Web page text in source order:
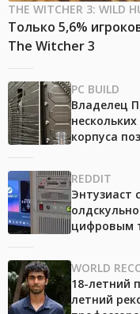
THE WITCHER 3: WILD
Только 5,6%
The Witcher 3
PC BUILD
Владелец
корпуса
REDDIT
Энтузиаст
цифровым
WORLD
18-летний
летний